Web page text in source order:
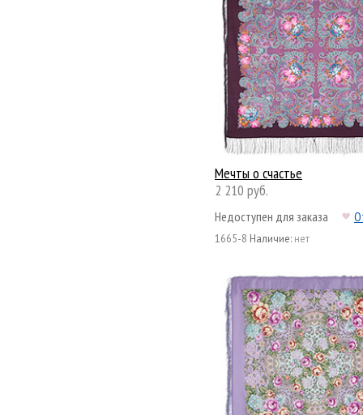
Мечты о счастье
2 210 руб.
Недоступен для заказа
1665-8 Наличие: нет